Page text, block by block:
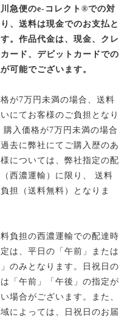
急便のe-コレクト®での対
、送料は現金でのお支払と
。作品代金は、現金、クレ
ード、デビットカードでの
可能でございます。
が7万円未満の場合、送料
にてお客様のご負担となり
購入価格が7万円未満の場合
去に弊社にてご購入歴のあ
については、弊社指定の配
西濃運輸）に限り、 送料
担（送料無料）となりま
負担の西濃運輸での配達時
は、平日の「午前」または
」のみとなります。日祝日の
「午前」「午後」の指定が
場合がございます。また、
によっては、日祝日のお届